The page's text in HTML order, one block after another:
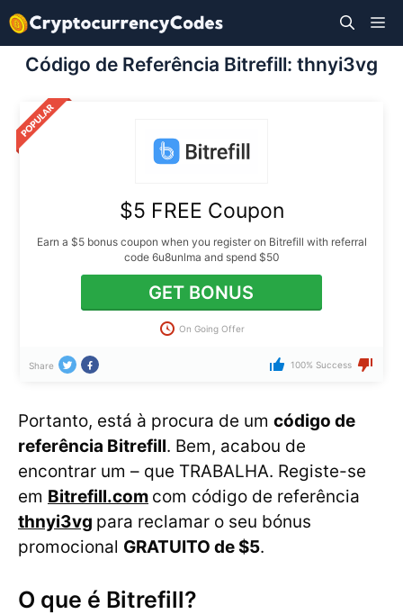
Pular
para
Código de Referência Bitrefill: thnyi3vg
$5 FREE Coupon
Earn a $5 bonus coupon when you register on Bitrefill with referral
code 6u8unlma and spend $50
GET BONUS
On Going Offer
Share 100% Success
Portanto, está à procura de um código de
referência Bitrefill. Bem, acabou de
encontrar um – que TRABALHA. Registe-se
em Bitrefill.com com código de referência
thnyi3vg para reclamar o seu bónus
promocional GRATUITO de $5.
O que é Bitrefill?